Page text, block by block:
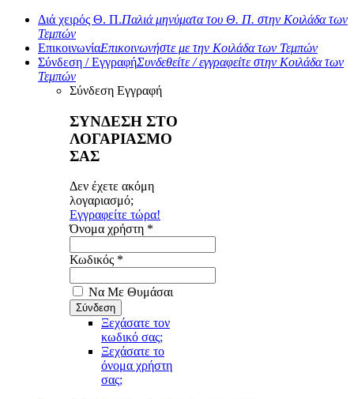
Διά χειρός Θ. Π.Παλιά μηνύματα του Θ. Π. στην Κοιλάδα των
Τεμπών
ΕπικοινωνίαΕπικοινωνήστε με την Κοιλάδα των Τεμπών
Σύνδεση / ΕγγραφήΣυνδεθείτε / εγγραφείτε στην Κοιλάδα των
Τεμπών
Σύνδεση Εγγραφή
ΣΥΝΔΕΣΗ ΣΤΟ
ΛΟΓΑΡΙΑΣΜΟ
ΣΑΣ
Δεν έχετε ακόμη
λογαριασμό;
Εγγραφείτε τώρα!
Όνομα χρήστη *
Κωδικός *
Να Με Θυμάσαι
Ξεχάσατε τον
κωδικό σας;
Ξεχάσατε το
όνομα χρήστη
σας;